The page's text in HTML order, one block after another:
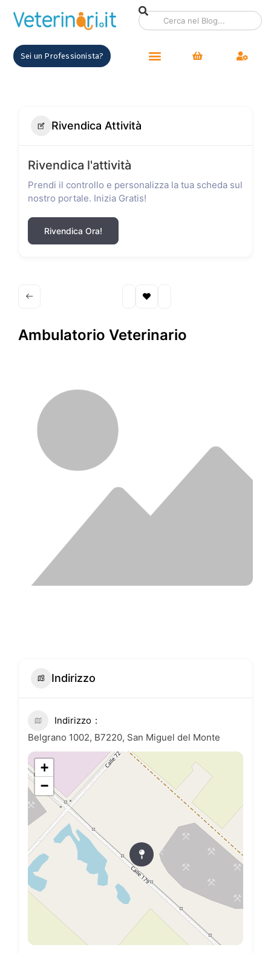
Sei un Professionista?
Rivendica Attività
Rivendica l'attività
Prendi il controllo e personalizza la tua scheda sul
nostro portale. Inizia Gratis!
Rivendica Ora!
Ambulatorio Veterinario
Indirizzo
Indirizzo
Belgrano 1002, B7220, San Miguel del Monte
+
−